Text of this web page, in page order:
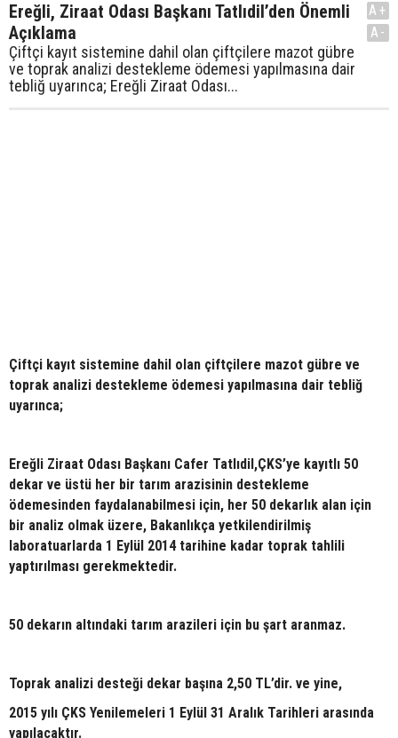
Ereğli, Ziraat Odası Başkanı Tatlıdil’den Önemli
Açıklama
Çiftçi kayıt sistemine dahil olan çiftçilere mazot gübre
ve toprak analizi destekleme ödemesi yapılmasına dair
tebliğ uyarınca; Ereğli Ziraat Odası...
A+
A-
Çiftçi kayıt sistemine dahil olan çiftçilere mazot gübre ve
toprak analizi destekleme ödemesi yapılmasına dair tebliğ
uyarınca;
Ereğli Ziraat Odası Başkanı Cafer Tatlıdil,ÇKS’ye kayıtlı 50
dekar ve üstü her bir tarım arazisinin destekleme
ödemesinden faydalanabilmesi için, her 50 dekarlık alan için
bir analiz olmak üzere, Bakanlıkça yetkilendirilmiş
laboratuarlarda 1 Eylül 2014 tarihine kadar toprak tahlili
yaptırılması gerekmektedir.
50 dekarın altındaki tarım arazileri için bu şart aranmaz.
Toprak analizi desteği dekar başına 2,50 TL’dir. ve yine,
2015 yılı ÇKS Yenilemeleri 1 Eylül 31 Aralık Tarihleri arasında
yapılacaktır.